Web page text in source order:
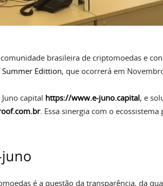
brasileira de criptomoedas e
Edittion, que ocorrerá em
capital https://www.e-juno.capital, e
. Essa sinergia com o
é a questão da transparência, da